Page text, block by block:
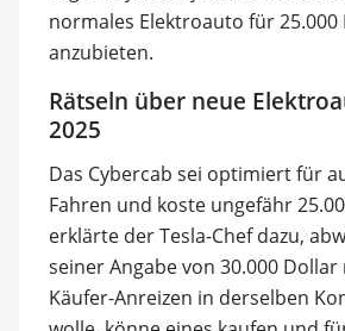
normales Elektroauto für 25.000
anzubieten.
Rätseln über neue
2025
Das Cybercab sei optimiert für
Fahren und koste ungefähr
erklärte der Tesla-Chef dazu,
seiner Angabe von 30.000 Dollar
Käufer-Anreizen in derselben